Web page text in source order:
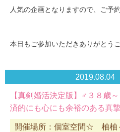
人気の企画となりますので、ご予
本日もご参加いただきありがとう
【真剣婚活決定版】♂３８歳
済的にも心にも余裕のある真
開催場所：個室空間☆ 柚